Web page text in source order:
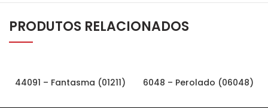
PRODUTOS RELACIONADOS
44091 – Fantasma (01211) 6048 – Perolado (06048)